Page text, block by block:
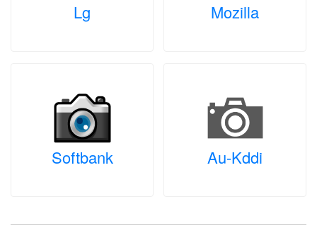
Lg Mozilla
Softbank Au-Kddi